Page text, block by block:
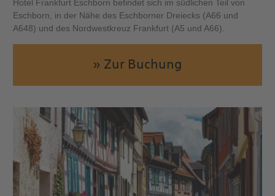
Hotel Frankfurt Eschborn befindet sich im südlichen Teil von
Eschborn, in der Nähe des Eschborner Dreiecks (A66 und
A648) und des Nordwestkreuz Frankfurt (A5 und A66).
» Zur Buchung